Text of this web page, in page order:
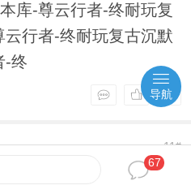
库-尊云行者-终耐玩复
行者-终耐玩复古沉默
-终
11#
67
导航